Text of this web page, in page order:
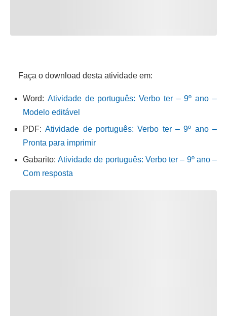
Faça o download desta atividade em:
Word: Atividade de português: Verbo ter – 9º ano –
Modelo editável
PDF:Atividade de português: Verbo ter – 9º ano –
Pronta para imprimir
Gabarito:Atividade de português: Verbo ter – 9º ano –
Com resposta